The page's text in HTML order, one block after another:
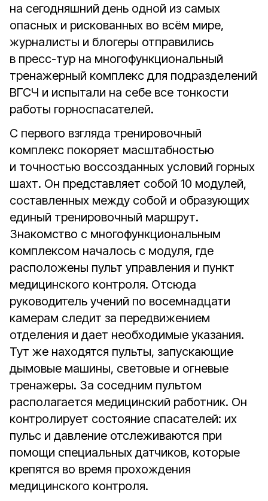
на сегодняшний день одной из самых
опасных и рискованных во всём мире,
журналисты и блогеры отправились
в пресс-тур на многофункциональный
тренажерный комплекс для подразделений
ВГСЧ и испытали на себе все тонкости
работы горноспасателей.
С первого взгляда тренировочный
комплекс покоряет масштабностью
и точностью воссозданных условий горных
шахт. Он представляет собой 10 модулей,
составленных между собой и образующих
единый тренировочный маршрут.
Знакомство с многофункциональным
комплексом началось с модуля, где
расположены пульт управления и пункт
медицинского контроля. Отсюда
руководитель учений по восемнадцати
камерам следит за передвижением
отделения и дает необходимые указания.
Тут же находятся пульты, запускающие
дымовые машины, световые и огневые
тренажеры. За соседним пультом
располагается медицинский работник. Он
контролирует состояние спасателей: их
пульс и давление отслеживаются при
помощи специальных датчиков, которые
крепятся во время прохождения
медицинского контроля.